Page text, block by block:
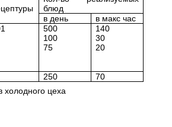
блюд
в день
в макс час
500
100
75
140
30
20
250
70
холодного цеха